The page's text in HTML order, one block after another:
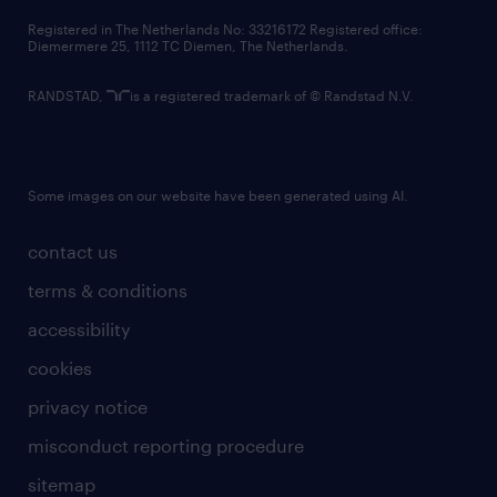
contact us
terms & conditions
accessibility
cookies
privacy notice
misconduct reporting procedure
sitemap
Registered in The Netherlands No: 33216172 Registered office:
Diemermere 25, 1112 TC Diemen, The Netherlands.
RANDSTAD, is a registered trademark of © Randstad N.V.
Some images on our website have been generated using AI.